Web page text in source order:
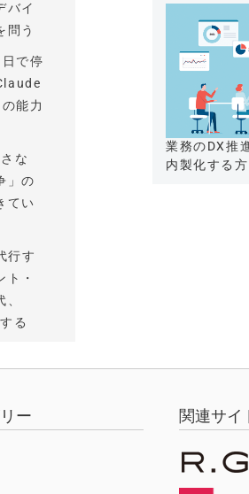
バイ
問う
で停
能力
な
」の
てい
行す
ト・
る
業務のDX推
内製化する
ー 関連サイ